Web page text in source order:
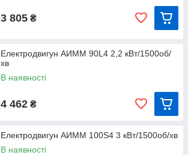
3 805 ₴
Електродвигун АИММ 90L4 2,2 кВт/1500об/
хв
В наявності
4 462 ₴
Електродвигун АИМM 100S4 3 кВт/1500об/хв
В наявності